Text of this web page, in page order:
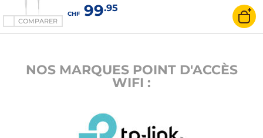
COMPARER
CHF99.95
NOS MARQUES POINT D'ACCÈS
WIFI :